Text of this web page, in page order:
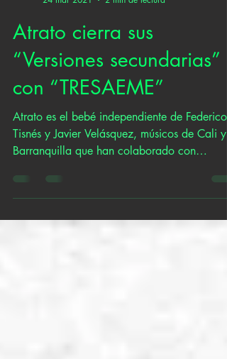
24 mar 2021
2 min de lectura
Atrato cierra sus
“Versiones secundarias”
con “TRESAEME”
Atrato es el bebé independiente de Federico
Barranquilla que han colaborado con
proyectos...